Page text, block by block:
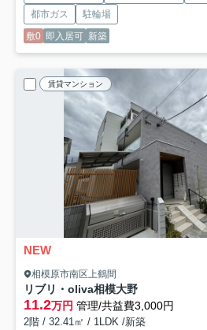
都市ガス
駐輪場
敷0 即入居可 新築
賃貸マンション
NEW
相模原市南区上鶴間
リブリ・oliva相模大野
11.2万円 管理/共益費3,000円
2階 / 32.41㎡ / 1LDK /新築